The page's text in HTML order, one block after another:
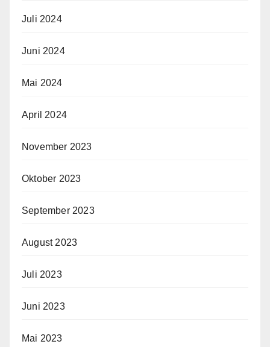
Juli 2024
Juni 2024
Mai 2024
April 2024
November 2023
Oktober 2023
September 2023
August 2023
Juli 2023
Juni 2023
Mai 2023